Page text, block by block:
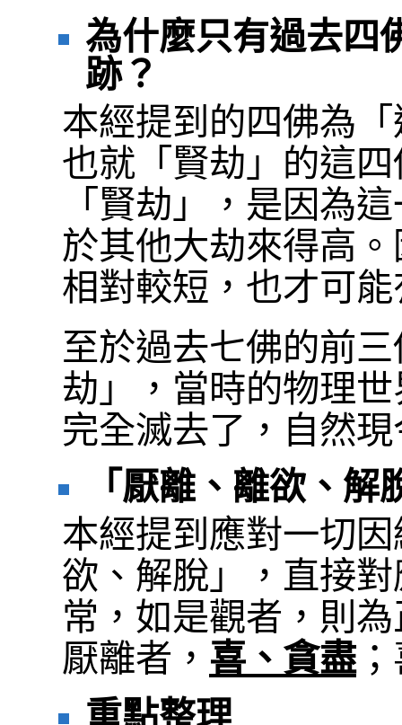
為什麼只有過去四
跡？
本經提到的四佛為
也就「賢劫」的這
「賢劫」，是因為
於其他大劫來得高
相對較短，也才可
至於過去七佛的前
劫」，當時的物理
完全滅去了，自然
「厭離、離欲、解
本經提到應對一切
欲、解脫」，直接
常，如是觀者，則
厭離者， 喜、貪盡；
重點整理